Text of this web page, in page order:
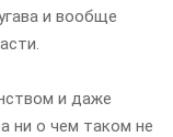
и вообще
и даже
ни о чем таком не